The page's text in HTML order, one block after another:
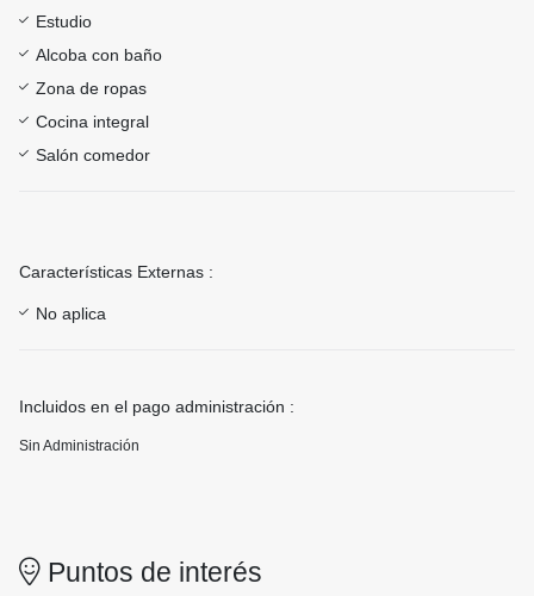
Estudio
Alcoba con baño
Zona de ropas
Cocina integral
Salón comedor
Características Externas :
No aplica
Incluidos en el pago administración :
Sin Administración
Puntos de interés